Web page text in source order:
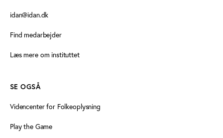
idan@idan.dk
Find medarbejder
Læs mere om instituttet
SE OGSÅ
Videncenter for Folkeoplysning
Play the Game